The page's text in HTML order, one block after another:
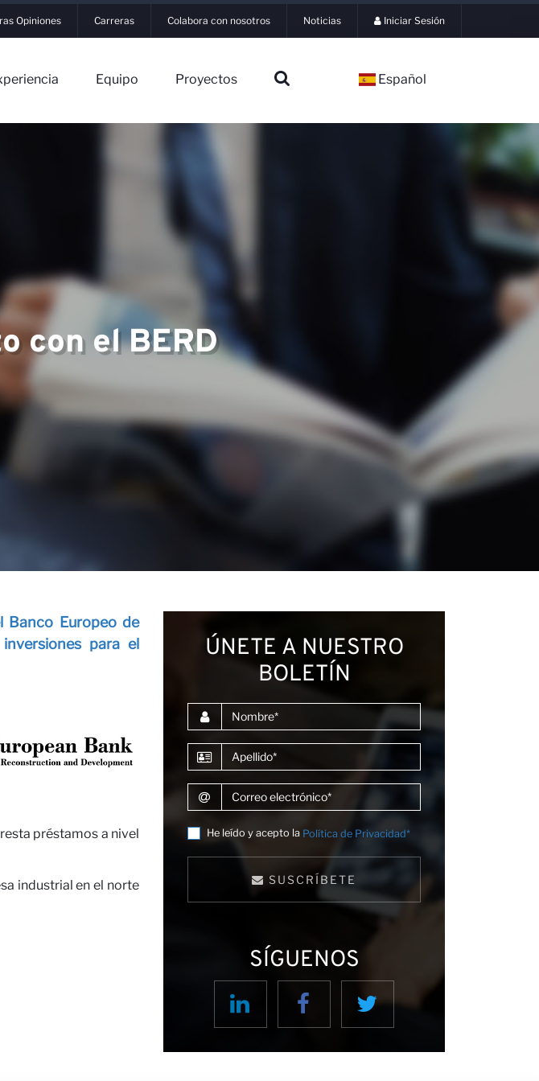
Opiniones Carreras Colabora con nosotros Noticias Iniciar Sesión
Equipo Proyectos Español
con el BERD
Banco Europeo de
para el
préstamos a nivel
industrial en el norte
ÚNETE A NUESTRO
BOLETÍN
Nombre
Apellido
Correo electrónico
He leído y acepto la Política de Privacidad*
SUSCRÍBETE
SÍGUENOS